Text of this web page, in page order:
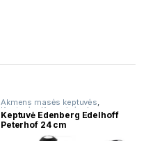
Akmens masės keptuvės,
Keptuvės ,Keraminės dangos
keptuvės
Keptuvė Edenberg Edelhoff
Peterhof 24 cm